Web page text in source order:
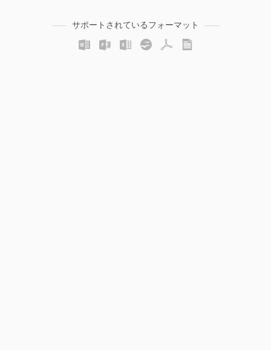
サポートされているフォーマット